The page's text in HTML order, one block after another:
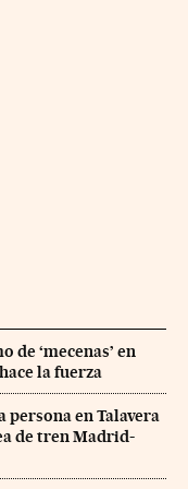
‘mecenas’ en
la fuerza
en Talavera
de tren Madrid-